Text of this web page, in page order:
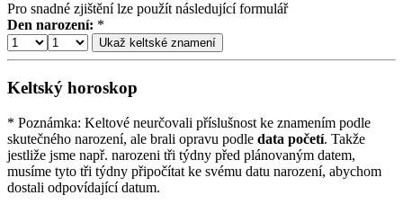
Pro snadné zjištění lze použít následující formulář
Den narození: *
Keltský horoskop
* Poznámka: Keltové neurčovali příslušnost ke znamením podle
skutečného narození, ale brali opravu podle data početí. Takže
jestliže jsme např. narozeni tři týdny před plánovaným datem,
musíme tyto tři týdny připočítat ke svému datu narození, abychom
dostali odpovídající datum.